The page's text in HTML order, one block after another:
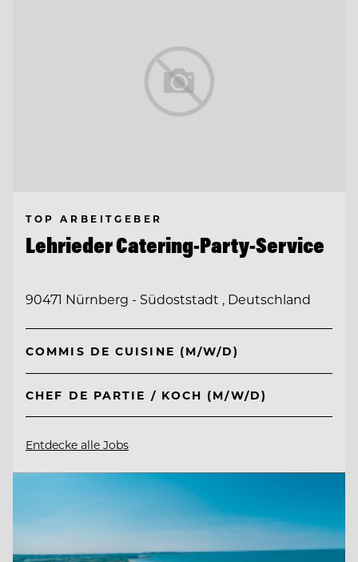
TOP ARBEITGEBER
Lehrieder Catering-Party-Service
90471 Nürnberg - Südoststadt , Deutschland
COMMIS DE CUISINE (M/W/D)
CHEF DE PARTIE / KOCH (M/W/D)
Entdecke alle Jobs